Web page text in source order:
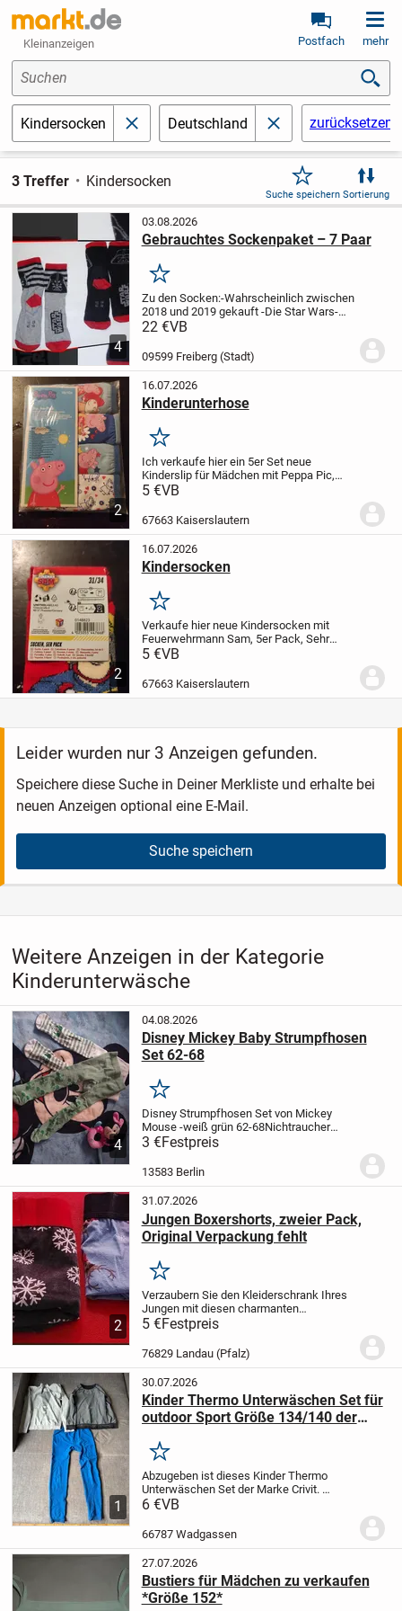
Kleinanzeigen Postfach mehr
Suchen
Kindersocken schließenDeutschland schließenzurücksetzen
3 Treffer Kindersocken
Suche speichern Sortierung
4
03.08.2026
Gebrauchtes Sockenpaket – 7 Paar
Merken
Zu den Socken:-Wahrscheinlich zwischen
2018 und 2019 gekauft-Die Star Wars-
Socken haben die Größe 35–38.
Gebrauchsspuren auf.
Socken sind in...
22 €VB
09599 Freiberg (Stadt)
2
16.07.2026
Kinderunterhose
Merken
Ich verkaufe hier ein 5er Set neue
Kinderslip für Mädchen mit Peppa Pic,
sehr schön von Nickelodeone
5 €VB
67663 Kaiserslautern
2
16.07.2026
Kindersocken
Merken
Verkaufe hier neue Kindersocken mit
Feuerwehrmann Sam, 5er Pack, Sehr
schöne Kindersocken von Nickelodeon
5 €VB
67663 Kaiserslautern
Leider wurden nur 3 Anzeigen gefunden.
Speichere diese Suche in Deiner Merkliste und erhalte bei
neuen Anzeigen optional eine E-Mail.
Suche speichern
Weitere Anzeigen in der Kategorie
Kinderunterwäsche
4
04.08.2026
Disney Mickey Baby Strumpfhosen
Set 62-68
Merken
Disney Strumpfhosen Set von Mickey
Mouse -weiß grün 62-68Nichtraucher
Haushalt ⭐ Schaut gern bei meinen
anderen Anzeigen vorbei.
Abholung möglich.
3 €Festpreis
13583 Berlin
2
31.07.2026
Jungen Boxershorts, zweier Pack,
Original Verpackung fehlt
Merken
Verzaubern Sie den Kleiderschrank Ihres
Jungen mit diesen charmanten
Boxershorts von Gier, die sowohl Komfort
als auch Stil vereinen.
klassischem Schwarz mit verspielten
Schneeflocken-Moti...
5 €Festpreis
76829 Landau (Pfalz)
1
30.07.2026
Kinder Thermo Unterwäschen Set für
outdoor Sport Größe 134/140 der
Merken
Abzugeben ist dieses Kinder Thermo
Unterwäschen Set der Marke Crivit.
Geeignet für den outdoor Sport oder auch
Set besteht aus 3 Teilen.
6 €VB
66787 Wadgassen
27.07.2026
Bustiers für Mädchen zu verkaufen
*Größe 152*